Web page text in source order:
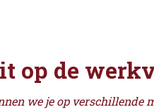
op de
we je op verschillende